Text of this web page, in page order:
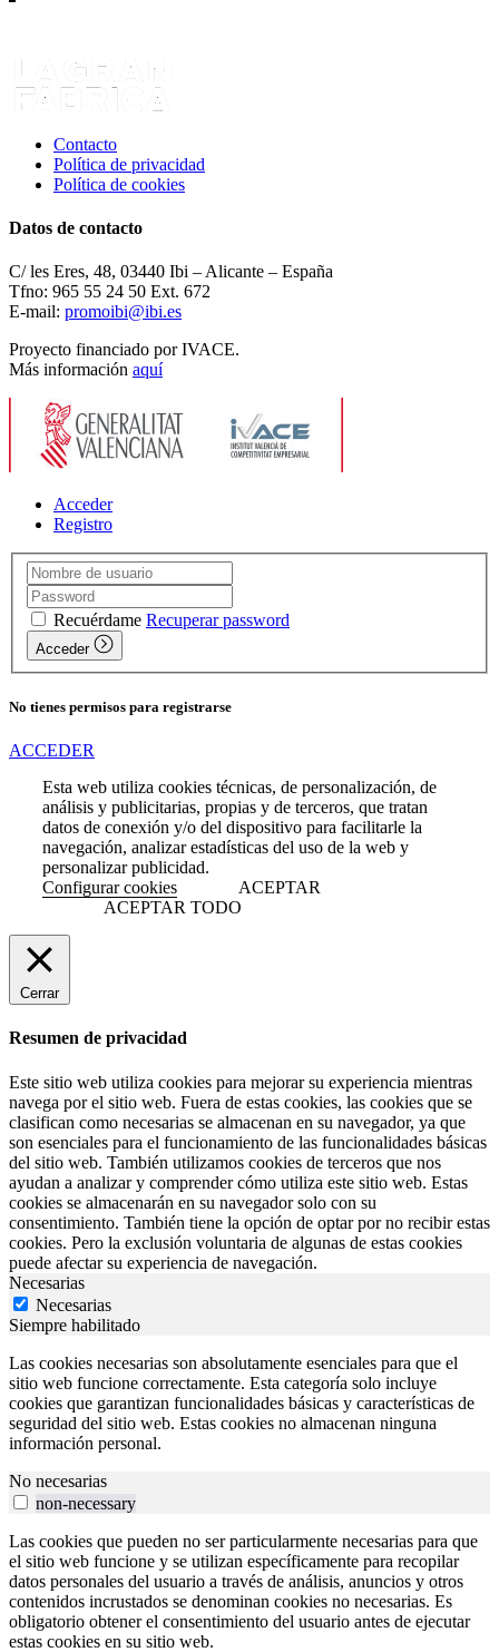
Contacto
Política de privacidad
Política de cookies
Datos de contacto
C/ les Eres, 48, 03440 Ibi – Alicante – España
Tfno: 965 55 24 50 Ext. 672
E-mail: promoibi@ibi.es
Proyecto financiado por IVACE.
Más información aquí
Acceder
Registro
Recuérdame Recuperar password
Acceder
No tienes permisos para registrarse
ACCEDER
Esta web utiliza cookies técnicas, de personalización, de
análisis y publicitarias, propias y de terceros, que tratan
datos de conexión y/o del dispositivo para facilitarle la
navegación, analizar estadísticas del uso de la web y
personalizar publicidad.
Configurar cookies
ACEPTAR
ACEPTAR TODO
Cerrar
Resumen de privacidad
Este sitio web utiliza cookies para mejorar su experiencia mientras
navega por el sitio web. Fuera de estas cookies, las cookies que se
clasifican como necesarias se almacenan en su navegador, ya que
son esenciales para el funcionamiento de las funcionalidades básicas
del sitio web. También utilizamos cookies de terceros que nos
ayudan a analizar y comprender cómo utiliza este sitio web. Estas
cookies se almacenarán en su navegador solo con su
consentimiento. También tiene la opción de optar por no recibir estas
cookies. Pero la exclusión voluntaria de algunas de estas cookies
puede afectar su experiencia de navegación.
Necesarias
Necesarias
Siempre habilitado
Las cookies necesarias son absolutamente esenciales para que el
sitio web funcione correctamente. Esta categoría solo incluye
cookies que garantizan funcionalidades básicas y características de
seguridad del sitio web. Estas cookies no almacenan ninguna
información personal.
No necesarias
non-necessary
Las cookies que pueden no ser particularmente necesarias para que
el sitio web funcione y se utilizan específicamente para recopilar
datos personales del usuario a través de análisis, anuncios y otros
contenidos incrustados se denominan cookies no necesarias. Es
obligatorio obtener el consentimiento del usuario antes de ejecutar
estas cookies en su sitio web.